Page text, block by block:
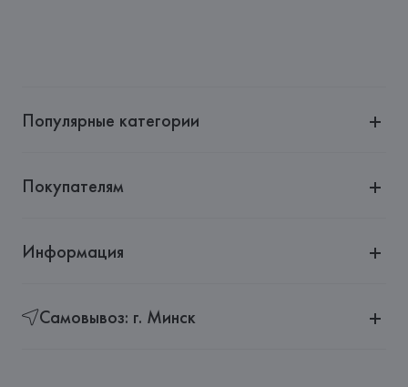
Популярные категории
Покупателям
Информация
Самовывоз: г. Минск